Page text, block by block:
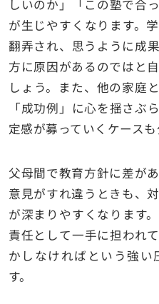
しいのか」「この塾で合
が生じやすくなります。
翻弄され、思うように成
方に原因があるのではと
しょう。また、他の家庭
「成功例」に心を揺さぶ
定感が募っていくケースも
父母間で教育方針に差が
意見がすれ違うときも、
が深まりやすくなります
責任として一手に担われ
かしなければという強
す。